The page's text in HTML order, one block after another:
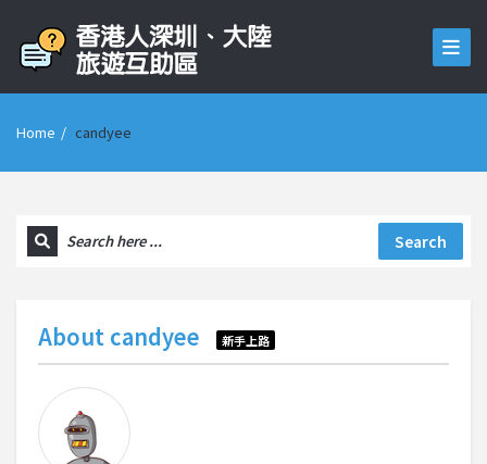
Home / candyee
Search
About candyee 新手上路